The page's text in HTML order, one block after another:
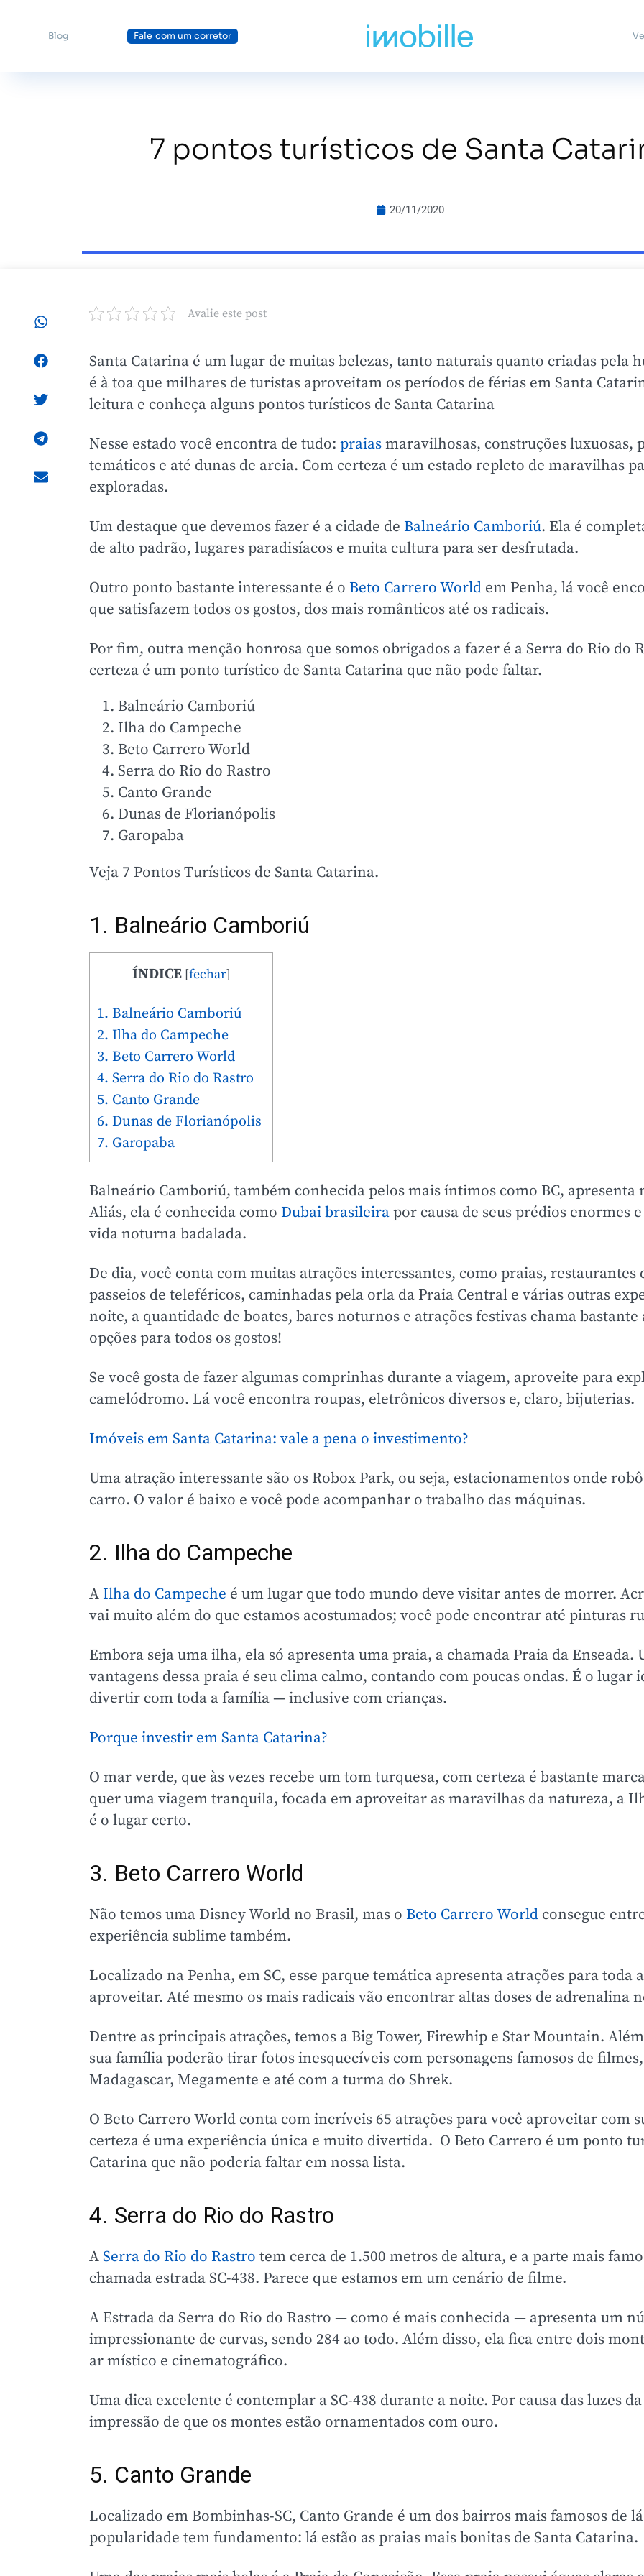
Blog Fale com um corretor
7 pontos turísticos de Santa
20/11/2020
Avalie este post
Santa Catarina é um lugar de muitas belezas, tanto naturais quanto criadas pela
é à toa que milhares de turistas aproveitam os períodos de férias em Santa
leitura e conheça alguns pontos turísticos de Santa Catarina
Nesse estado você encontra de tudo: praiasmaravilhosas, construções luxuosas,
temáticos e até dunas de areia. Com certeza é um estado repleto de maravilhas
exploradas.
Um destaque que devemos fazer é a cidade de Balneário Camboriú. Ela é
de alto padrão, lugares paradisíacos e muita cultura para ser desfrutada.
Outro ponto bastante interessante é o Beto Carrero World em Penha, lá você
que satisfazem todos os gostos, dos mais românticos até os radicais.
Por fim, outra menção honrosa que somos obrigados a fazer é a Serra do Rio do
certeza é um ponto turístico de Santa Catarina que não pode faltar.
Balneário Camboriú
Ilha do Campeche
Beto Carrero World
Serra do Rio do Rastro
Canto Grande
Dunas de Florianópolis
Garopaba
Veja 7 Pontos Turísticos de Santa Catarina.
1. Balneário Camboriú
ÍNDICE [fechar]
1. Balneário Camboriú
2. Ilha do Campeche
3. Beto Carrero World
4. Serra do Rio do Rastro
5. Canto Grande
6. Dunas de Florianópolis
7. Garopaba
Balneário Camboriú, também conhecida pelos mais íntimos como BC, apresenta
Aliás, ela é conhecida como Dubai brasileirapor causa de seus prédios enormes
vida noturna badalada.
De dia, você conta com muitas atrações interessantes, como praias, restaurantes
passeios de teleféricos, caminhadas pela orla da Praia Central e várias outras
noite, a quantidade de boates, bares noturnos e atrações festivas chama
opções para todos os gostos!
Se você gosta de fazer algumas comprinhas durante a viagem, aproveite para
camelódromo. Lá você encontra roupas, eletrônicos diversos e, claro, bijuterias.
Imóveis em Santa Catarina: vale a pena o investimento?
Uma atração interessante são os Robox Park, ou seja, estacionamentos onde
carro. O valor é baixo e você pode acompanhar o trabalho das máquinas.
2. Ilha do Campeche
A Ilha do Campeche é um lugar que todo mundo deve visitar antes de morrer.
vai muito além do que estamos acostumados; você pode encontrar até pinturas
Embora seja uma ilha, ela só apresenta uma praia, a chamada Praia da Enseada.
vantagens dessa praia é seu clima calmo, contando com poucas ondas. É o lugar
divertir com toda a família — inclusive com crianças.
Porque investir em Santa Catarina?
O mar verde, que às vezes recebe um tom turquesa, com certeza é bastante
quer uma viagem tranquila, focada em aproveitar as maravilhas da natureza, a
é o lugar certo.
3. Beto Carrero World
Não temos uma Disney World no Brasil, mas o Beto Carrero World consegue
experiência sublime também.
Localizado na Penha, em SC, esse parque temática apresenta atrações para toda
aproveitar. Até mesmo os mais radicais vão encontrar altas doses de adrenalina
Dentre as principais atrações, temos a Big Tower, Firewhip e Star Mountain.
sua família poderão tirar fotos inesquecíveis com personagens famosos de
Madagascar, Megamente e até com a turma do Shrek.
O Beto Carrero World conta com incríveis 65 atrações para você aproveitar com
certeza é uma experiência única e muito divertida. O Beto Carrero é um ponto
Catarina que não poderia faltar em nossa lista.
4. Serra do Rio do Rastro
ASerra do Rio do Rastro tem cerca de 1.500 metros de altura, e a parte mais
chamada estrada SC-438. Parece que estamos em um cenário de filme.
A Estrada da Serra do Rio do Rastro — como é mais conhecida — apresenta um
impressionante de curvas, sendo 284 ao todo. Além disso, ela fica entre dois
ar místico e cinematográfico.
Uma dica excelente é contemplar a SC-438 durante a noite. Por causa das luzes
impressão de que os montes estão ornamentados com ouro.
5. Canto Grande
Localizado em Bombinhas-SC, Canto Grande é um dos bairros mais famosos de
popularidade tem fundamento: lá estão as praias mais bonitas de Santa Catarina.